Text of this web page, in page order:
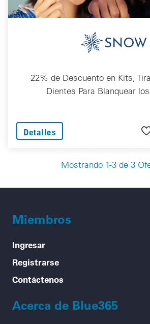
22% de Descuento en Kits,
Dientes Para Blanquear
Detalles
Mostrando 1-3 de 3
Miembros
Ingresar
Registrarse
Contáctenos
Acerca de Blue365